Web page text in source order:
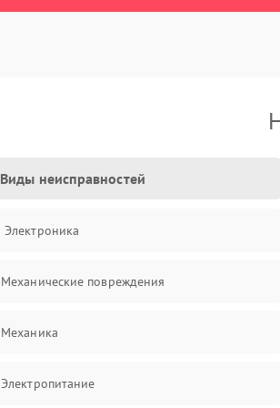
Виды неисправностей
Электроника
Механические повреждения
Механика
Электропитание